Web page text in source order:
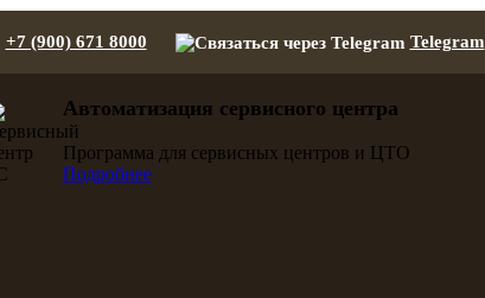
+7 (900) 671 8000 Telegram
Автоматизация сервисного центра
Программа для сервисных центров и ЦТО
Подробнее